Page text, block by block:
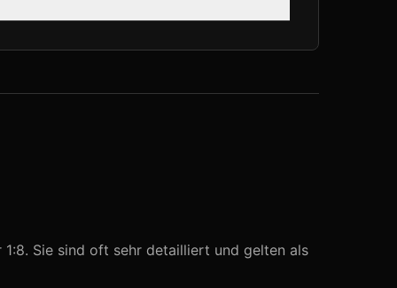
Sie sind oft sehr detailliert und gelten als